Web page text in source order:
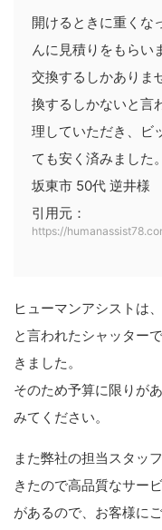
開けるときに重くな
んに見積りをもらい
交換するしかありま
換するしかないと言
理していただき、ビ
ても安く済みました。
坂東市 50代 逆井様
引用元：
https://
ヒューマンアシストは
と言われたシャッター
きました。
そのため予算に限りが
みてください。
また弊社の担当スタッ
きたので高品質なサー
があるので、お客様に